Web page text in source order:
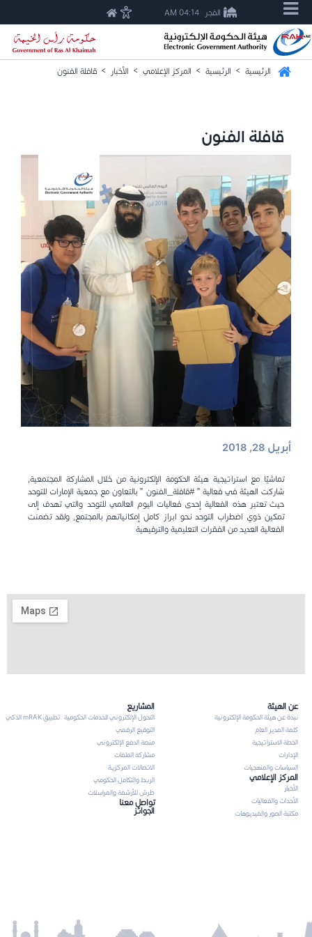
الفجر 04:14 AM
الرئيسية > الرئيسية > المركز الإعلامي > الأخبار > قافلة الفنون
قافلة الفنون
أبريل 28, 2018
‎تماشيًا مع استراتيجية هيئة الحكومة الإلكترونية من خلال المشاركة المجتمعية,
شاركت الهيئة في فعالية ” #قافلة_الفنون ” بالتعاون مع جمعية الإمارات للتوحد
حيث تعتبر هذه الفعالية إحدى فعاليات اليوم العالمي للتوحد والتي تهدف إلى
تمكين ذوي اضطراب التوحد نـحو ابراز كامل إمكانياتهم بالمجتمع, ولقد تضمنت
الفعالية العديد من الفقرات التعليمية والترفيهية
عن الهيئة
نبذة عن هيئة الحكومة الإلكترونية
كلمة المدير العام
الخطة الاستراتيجية
الإدارات
السياسات والمنهجيات
المركز الإعلامي
الأخبار
الأحداث والفعاليات
مكتبة الصور والفيديوهات
المشاريع
التحول الإلكتروني للخدمات الحكومية تطبيق mRAK الذكي
التوقيع الرقمي
منصة الدفع الإلكتروني
مشاركة الملفات
الاتصالات المركزية
الربط والتكامل الحكومي
طرش للأرشفة والمراسلات
تواصل معنا
الجوائز